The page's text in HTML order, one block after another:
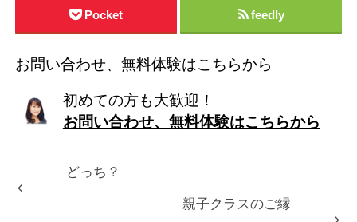
Pocket feedly
お問い合わせ、無料体験はこちらから
初めての方も大歓迎！
お問い合わせ、無料体験はこちらから
どっち？
親子クラスのご縁